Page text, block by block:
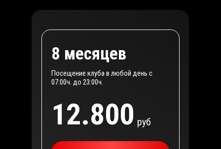
8 месяцев
руб
12.800
Посещение клуба в любой день с
07:00ч. до 23:00ч.